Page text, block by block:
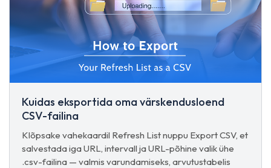
Kuidas eksportida oma värskendusloend
CSV-failina
Klõpsake vahekaardil Refresh List nuppu Export CSV, et
salvestada iga URL, intervall ja URL-põhine valik ühe
.csv-failina — valmis varundamiseks, arvutustabelis